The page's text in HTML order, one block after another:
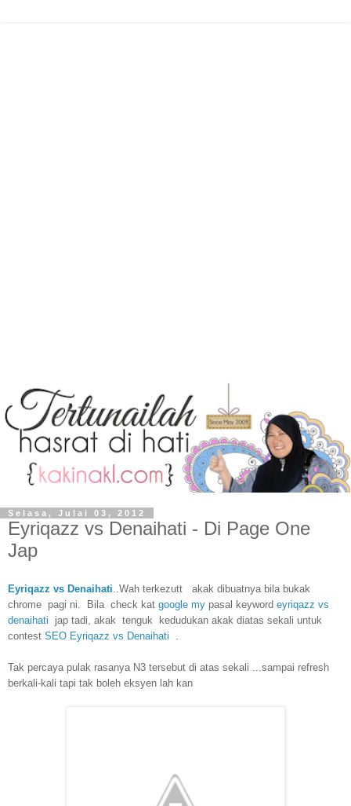
Selasa, Julai 03, 2012
Eyriqazz vs Denaihati - Di Page One
Jap
Eyriqazz vs Denaihati ..Wah terkezutt
akak dibuatnya bila bukak
chrome pagi ni. Bila check kat google my pasal keyword eyriqazz vs
denaihati
jap tadi, akak tenguk kedudukan akak diatas sekali untuk
contest SEO Eyriqazz vs Denaihati
Tak percaya pulak rasanya N3 tersebut di atas sekali ...sampai refresh
berkali-kali tapi tak boleh eksyen lah kan